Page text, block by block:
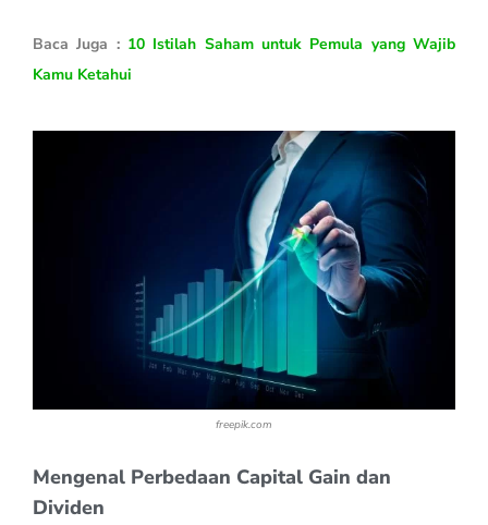
Baca Juga : 10 Istilah Saham untuk Pemula yang Wajib
Kamu Ketahui
freepik.com
Mengenal Perbedaan Capital Gain dan
Dividen